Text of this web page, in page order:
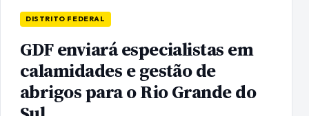
DISTRITO FEDERAL
GDF enviará especialistas em
calamidades e gestão de
abrigos para o Rio Grande do